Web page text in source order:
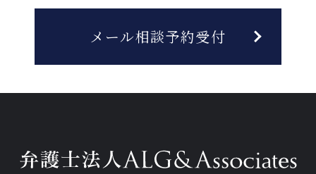
メール相談予約受付